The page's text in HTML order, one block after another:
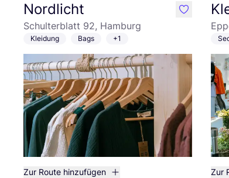
Nordlicht
Schulterblatt 92, Hamburg
Kleidung Bags +1
Zur Route hinzufügen
like
Zur